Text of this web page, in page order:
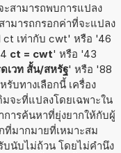
สามารถพบการแปลง
มารถกรอกค่าที่จะแปลง
เท่ากับ cwt' หรือ '46
ct = cwt' หรือ '43
เวท สั้น/สหรัฐ' หรือ '88
รับทางเลือกนี้ เครื่อง
จะที่แปลงโดยเฉพาะใน
ารค้นหาที่ยุ่งยากให้กับผู้
ที่มากมายที่เหมาะสม
นับไม่ถ้วน โดยไม่คำนึง